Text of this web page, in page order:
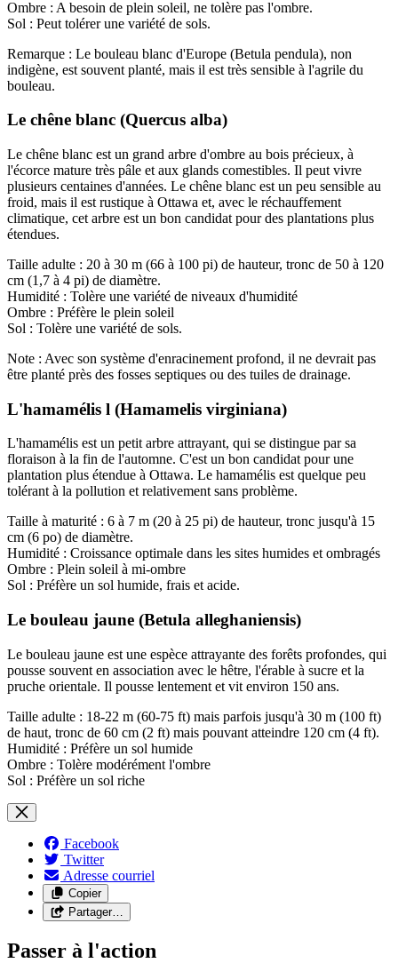
Ombre : A besoin de plein soleil, ne tolère pas l'ombre.
Sol : Peut tolérer une variété de sols.
Remarque : Le bouleau blanc d'Europe (Betula pendula), non
indigène, est souvent planté, mais il est très sensible à l'agrile du
bouleau.
Le chêne blanc (Quercus alba)
Le chêne blanc est un grand arbre d'ombre au bois précieux, à
l'écorce mature très pâle et aux glands comestibles. Il peut vivre
plusieurs centaines d'années. Le chêne blanc est un peu sensible au
froid, mais il est rustique à Ottawa et, avec le réchauffement
climatique, cet arbre est un bon candidat pour des plantations plus
étendues.
Taille adulte : 20 à 30 m (66 à 100 pi) de hauteur, tronc de 50 à 120
cm (1,7 à 4 pi) de diamètre.
Humidité : Tolère une variété de niveaux d'humidité
Ombre : Préfère le plein soleil
Sol : Tolère une variété de sols.
Note : Avec son système d'enracinement profond, il ne devrait pas
être planté près des fosses septiques ou des tuiles de drainage.
L'hamamélis l (Hamamelis virginiana)
L'hamamélis est un petit arbre attrayant, qui se distingue par sa
floraison à la fin de l'automne. C'est un bon candidat pour une
plantation plus étendue à Ottawa. Le hamamélis est quelque peu
tolérant à la pollution et relativement sans problème.
Taille à maturité : 6 à 7 m (20 à 25 pi) de hauteur, tronc jusqu'à 15
cm (6 po) de diamètre.
Humidité : Croissance optimale dans les sites humides et ombragés
Ombre : Plein soleil à mi-ombre
Sol : Préfère un sol humide, frais et acide.
Le bouleau jaune (Betula alleghaniensis)
Le bouleau jaune est une espèce attrayante des forêts profondes, qui
pousse souvent en association avec le hêtre, l'érable à sucre et la
pruche orientale. Il pousse lentement et vit environ 150 ans.
Taille adulte : 18-22 m (60-75 ft) mais parfois jusqu'à 30 m (100 ft)
de haut, tronc de 60 cm (2 ft) mais pouvant atteindre 120 cm (4 ft).
Humidité : Préfère un sol humide
Ombre : Tolère modérément l'ombre
Sol : Préfère un sol riche
Facebook
Twitter
Adresse courriel
Copier
Partager…
Passer à l'action